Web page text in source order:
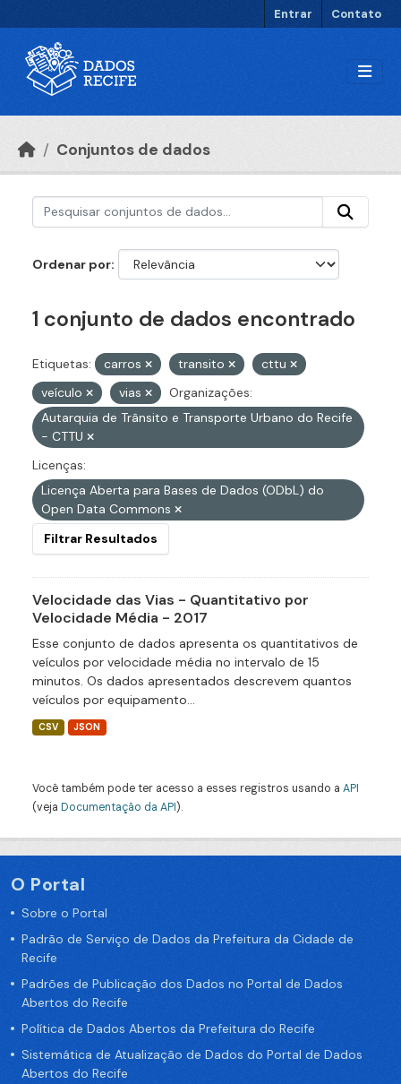
Entrar Contato
Conjuntos de dados
Ordenar por
1 conjunto de dados encontrado
Etiquetas: carros transito
cttu
veículo
vias
Organizações:
Autarquia de Trânsito e Transporte Urbano do Recife
- CTTU
Licenças:
Licença Aberta para Bases de Dados (ODbL) do
Open Data Commons
Filtrar Resultados
Velocidade das Vias - Quantitativo por
Velocidade Média - 2017
Esse conjunto de dados apresenta os quantitativos de
veículos por velocidade média no intervalo de 15
minutos. Os dados apresentados descrevem quantos
veículos por equipamento...
CSV JSON
Você também pode ter acesso a esses registros usando a API
(veja Documentação da API).
O Portal
Sobre o Portal
Padrão de Serviço de Dados da Prefeitura da Cidade de
Recife
Padrões de Publicação dos Dados no Portal de Dados
Abertos do Recife
Política de Dados Abertos da Prefeitura do Recife
Sistemática de Atualização de Dados do Portal de Dados
Abertos do Recife